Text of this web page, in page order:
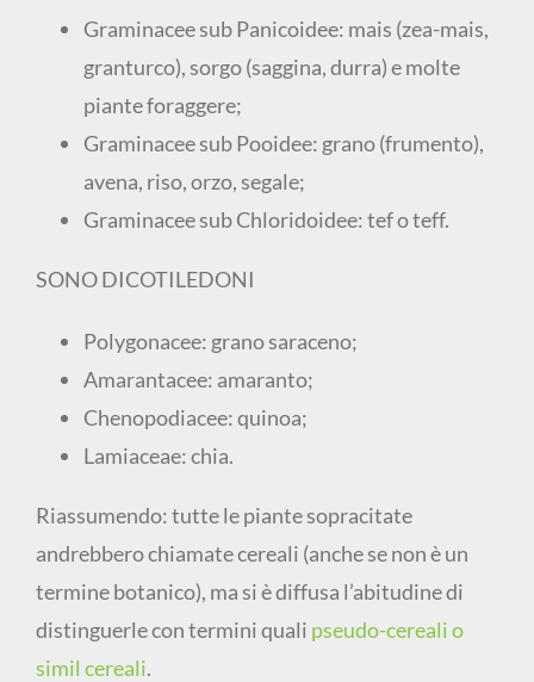
Graminacee sub Panicoidee: mais (zea-mais,
granturco), sorgo (saggina, durra) e molte
piante foraggere;
Graminacee sub Pooidee: grano (frumento),
avena, riso, orzo, segale;
Graminacee sub Chloridoidee: tef o teff.
SONO DICOTILEDONI
Polygonacee: grano saraceno;
Amarantacee: amaranto;
Chenopodiacee: quinoa;
Lamiaceae: chia.
Riassumendo: tutte le piante sopracitate
andrebbero chiamate cereali (anche se non è un
termine botanico), ma si è diffusa l’abitudine di
distinguerle con termini quali pseudo-cereali o
simil cereali.